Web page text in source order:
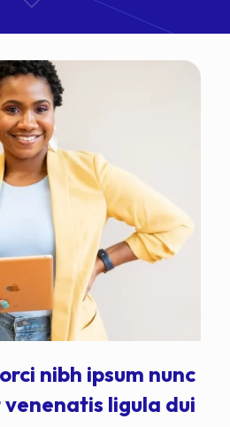
nibh ipsum nunc
ligula dui